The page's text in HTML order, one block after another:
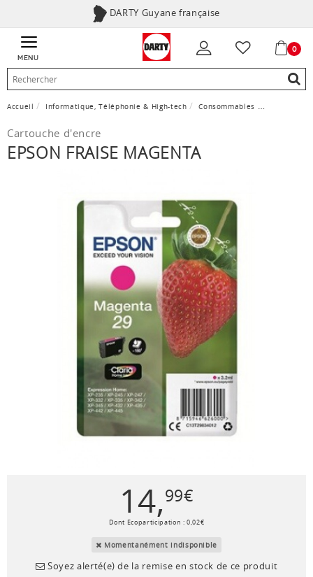
DARTY Guyane française
MENU
0
Accueil Informatique, Téléphonie & High-tech Consommables
Cartouche d'encre
EPSON FRAISE MAGENTA
14,99€
Dont Ecoparticipation :0,02€
Momentanément indisponible
Soyez alerté(e) de la remise en stock de ce produit